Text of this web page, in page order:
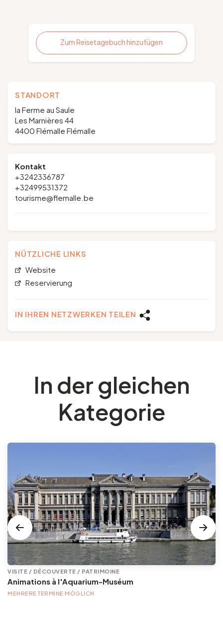
Zum Reisetagebuch hinzufügen
STANDORT
la Ferme au Saule
Les Marnières 44
4400 Flémalle Flémalle
Kontakt
+3242336787
+32499531372
tourisme@flemalle.be
NÜTZLICHE LINKS
Website
Reservierung
IN IHREN NETZWERKEN TEILEN
In der gleichen
Kategorie
VISITE / DÉCOUVERTE / PATRIMOINE
Animations à l'Aquarium-Muséum
MEHRERE TERMINE MÖGLICH